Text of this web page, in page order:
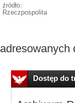
źródło:
Rzeczpospolita
adresowanych
Dostęp do